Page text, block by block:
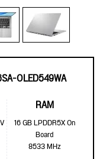
OLED549WA
RAM
16 GB LPDDR5X On
Board
8533 MHz